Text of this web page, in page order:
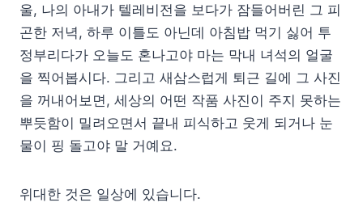
울, 나의 아내가 텔레비전을 보다가 잠들어버린 그 피
곤한 저녁, 하루 이틀도 아닌데 아침밥 먹기 싫어 투
정부리다가 오늘도 혼나고야 마는 막내 녀석의 얼굴
을 찍어봅시다. 그리고 새삼스럽게 퇴근 길에 그 사진
을 꺼내어보면, 세상의 어떤 작품 사진이 주지 못하는
뿌듯함이 밀려오면서 끝내 피식하고 웃게 되거나 눈
물이 핑 돌고야 말 거예요.
위대한 것은 일상에 있습니다.